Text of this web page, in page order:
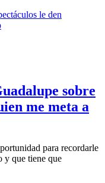
sobre
me meta a
para recordarle
y que tiene que